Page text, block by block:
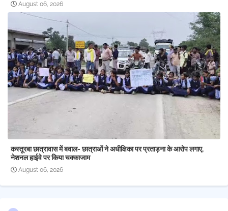
August 06, 2026
कस्तूरबा छात्रावास में बवाल- छात्राओं ने अधीक्षिका पर प्रताड़ना के आरोप लगाए,
नेशनल हाईवे पर किया चक्काजाम
August 06, 2026